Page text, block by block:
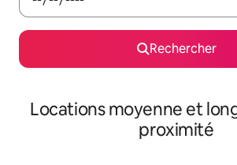
Rechercher
Locations moyenne et
proximité